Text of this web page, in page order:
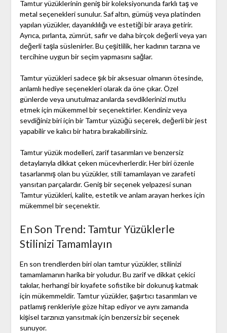
Tamtur yüzüklerinin geniş bir koleksiyonunda farklı taş ve
metal seçenekleri sunulur. Saf altın, gümüş veya platinden
yapılan yüzükler, dayanıklılığı ve estetiği bir araya getirir.
Ayrıca, pırlanta, zümrüt, safir ve daha birçok değerli veya yarı
değerli taşla süslenirler. Bu çeşitlilik, her kadının tarzına ve
tercihine uygun bir seçim yapmasını sağlar.
Tamtur yüzükleri sadece şık bir aksesuar olmanın ötesinde,
anlamlı hediye seçenekleri olarak da öne çıkar. Özel
günlerde veya unutulmaz anılarda sevdiklerinizi mutlu
etmek için mükemmel bir seçenektirler. Kendiniz veya
sevdiğiniz biri için bir Tamtur yüzüğü seçerek, değerli bir jest
yapabilir ve kalıcı bir hatıra bırakabilirsiniz.
Tamtur yüzük modelleri, zarif tasarımları ve benzersiz
detaylarıyla dikkat çeken mücevherlerdir. Her biri özenle
tasarlanmış olan bu yüzükler, stili tamamlayan ve zarafeti
yansıtan parçalardır. Geniş bir seçenek yelpazesi sunan
Tamtur yüzükleri, kalite, estetik ve anlam arayan herkes için
mükemmel bir seçenektir.
En Son Trend: Tamtur Yüzüklerle
Stilinizi Tamamlayın
En son trendlerden biri olan tamtur yüzükler, stilinizi
tamamlamanın harika bir yoludur. Bu zarif ve dikkat çekici
takılar, herhangi bir kıyafete sofistike bir dokunuş katmak
için mükemmeldir. Tamtur yüzükler, şaşırtıcı tasarımları ve
patlamış renkleriyle göze hitap ediyor ve aynı zamanda
kişisel tarzınızı yansıtmak için benzersiz bir seçenek
sunuyor.